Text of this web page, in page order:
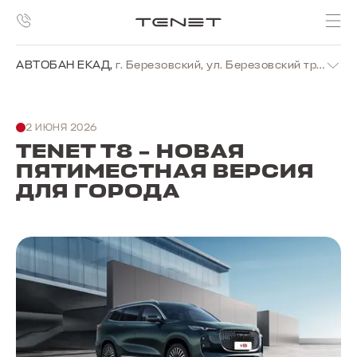
АВТОБАН ЕКАД, г. Березовский, ул. Березовский тракт, стр. 11А
2 ИЮНЯ 2026
TENET T8 – НОВАЯ
ПЯТИМЕСТНАЯ ВЕРСИЯ
ДЛЯ ГОРОДА